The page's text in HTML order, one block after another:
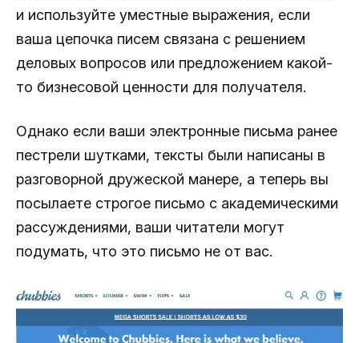
и используйте уместные выражения, если
ваша цепочка писем связана с решением
деловых вопросов или предложением какой-
то бизнесовой ценности для получателя.
Однако если ваши электронные письма ранее
пестрели шутками, тексты были написаны в
разговорной дружеской манере, а теперь вы
посылаете строгое письмо с академическими
рассуждениями, ваши читатели могут
подумать, что это письмо не от вас.